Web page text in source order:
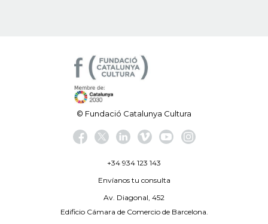
© Fundació Catalunya Cultura
+34 934 123 143
Envíanos tu consulta
Av. Diagonal, 452
Edificio Cámara de Comercio de Barcelona.